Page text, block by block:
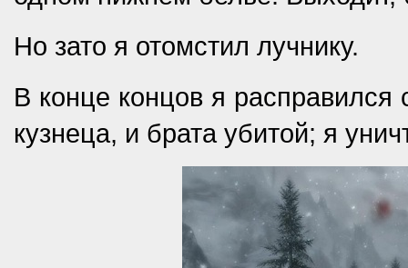
Но зато я отомстил лучнику.
В конце концов я
кузнеца, и брата убитой; я